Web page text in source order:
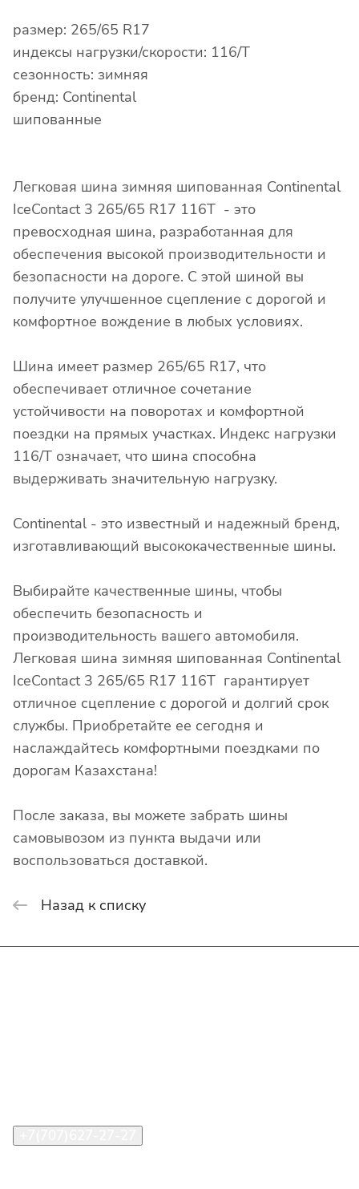
размер: 265/65 R17
индексы нагрузки/скорости: 116/T
сезонность: зимняя
бренд: Continental
шипованные
Легковая шина зимняя шипованная Continental
IceContact 3 265/65 R17 116T - это
превосходная шина, разработанная для
обеспечения высокой производительности и
безопасности на дороге. С этой шиной вы
получите улучшенное сцепление с дорогой и
комфортное вождение в любых условиях.
Шина имеет размер 265/65 R17, что
обеспечивает отличное сочетание
устойчивости на поворотах и комфортной
поездки на прямых участках. Индекс нагрузки
116/T означает, что шина способна
выдерживать значительную нагрузку.
Continental - это известный и надежный бренд,
изготавливающий высококачественные шины.
Выбирайте качественные шины, чтобы
обеспечить безопасность и
производительность вашего автомобиля.
Легковая шина зимняя шипованная Continental
IceContact 3 265/65 R17 116T гарантирует
отличное сцепление с дорогой и долгий срок
службы. Приобретайте ее сегодня и
наслаждайтесь комфортными поездками по
дорогам Казахстана!
После заказа, вы можете забрать шины
самовывозом из пункта выдачи или
воспользоваться доставкой.
Назад к списку